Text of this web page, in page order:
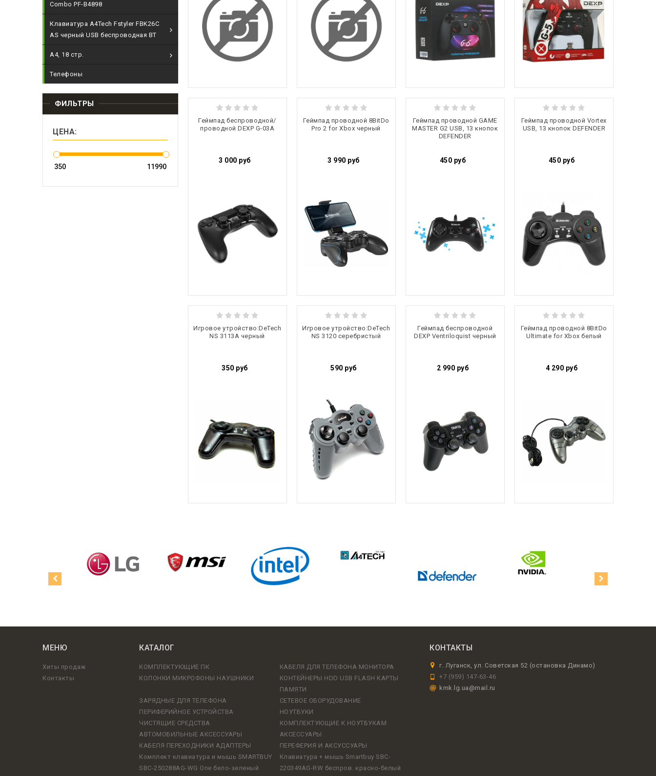
Combo PF-B4898
Клавиатура A4Tech Fstyler FBK26C
AS черный USB беспроводная BT
А4, 18 стр.
Телефоны
ФИЛЬТРЫ
ЦЕНА:
Геймпад беспроводной/
проводной DEXP G-03A
3 000 руб
Геймпад проводной 8BitDo
Pro 2 for Xbox черный
3 990 руб
Геймпад проводной GAME
MASTER G2 USB, 13 кнопок
DEFENDER
450 руб
Геймпад проводной Vortex
USB, 13 кнопок DEFENDER
450 руб
Игровое утройство:DeTech
NS 3113A черный
350 руб
Игровое утройство:DeTech
NS 3120 серебристый
590 руб
Геймпад беспроводной
DEXP Ventriloquist черный
2 990 руб
Геймпад проводной 8BitDo
Ultimate for Xbox белый
4 290 руб
МЕНЮ
Хиты продаж
Контакты
КАТАЛОГ
КОМПЛЕКТУЮЩИЕ ПК
КАБЕЛЯ ДЛЯ ТЕЛЕФОНА МОНИТОРА
КОЛОНКИ МИКРОФОНЫ НАУШНИКИ
КОНТЕЙНЕРЫ HDD USB FLASH КАРТЫ
ПАМЯТИ
ЗАРЯДНЫЕ ДЛЯ ТЕЛЕФОНА
СЕТЕВОЕ ОБОРУДОВАНИЕ
ПЕРИФЕРИЙНОЕ УСТРОЙСТВА
НОУТБУКИ
ЧИСТЯЩИЕ СРЕДСТВА
КОМПЛЕКТУЮЩИЕ К НОУТБУКАМ
АВТОМОБИЛЬНЫЕ АКСЕССУАРЫ
АКСЕССУАРЫ
КАБЕЛЯ ПЕРЕХОДНИКИ АДАПТЕРЫ
ПЕРЕФЕРИЯ И АКСУССУАРЫ
Комплект клавиатура и мышь SMARTBUY
SBC-250288AG-WG One бело-зеленый
Клавиатура + мышь Smartbuy SBC-
220349AG-RW беспров. красно-белый
КОНТАКТЫ
г. Луганск, ул. Советская 52 (остановка Динамо)
+7 (959) 147-63-46
kmk.lg.ua@mail.ru